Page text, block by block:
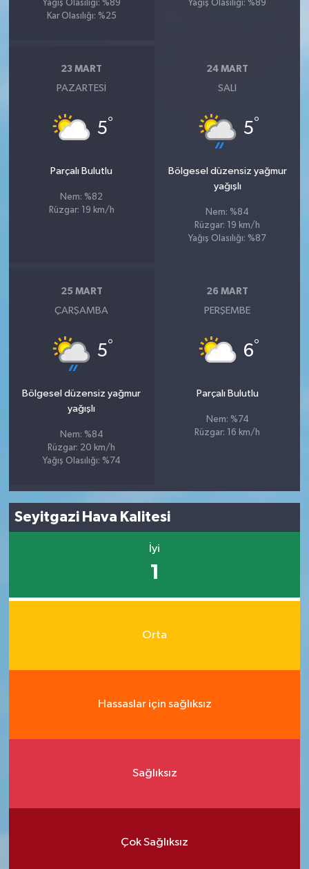
Yağış Olasılığı: %89
Kar Olasılığı: %25
Yağış Olasılığı: %89
23 MART
PAZARTESI
5°
Parçalı Bulutlu
Nem: %82
Rüzgar: 19 km/h
24 MART
SALI
5°
Bölgesel düzensiz yağmur
yağışlı
Nem: %84
Rüzgar: 19 km/h
Yağış Olasılığı: %87
25 MART
ÇARŞAMBA
5°
Bölgesel düzensiz yağmur
yağışlı
Nem: %84
Rüzgar: 20 km/h
Yağış Olasılığı: %74
26 MART
PERŞEMBE
6°
Parçalı Bulutlu
Nem: %74
Rüzgar: 16 km/h
Seyitgazi Hava Kalitesi
İyi
1
Orta
Hassaslar için sağlıksız
Sağlıksız
Çok Sağlıksız